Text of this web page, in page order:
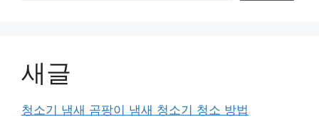
새글
청소기 냄새 곰팡이 냄새 청소기 청소 방법